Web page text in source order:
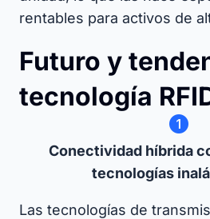
rentables para activos de
Futuro y
tecnología
Conectividad híbrida
tecnologías
Las tecnologías de